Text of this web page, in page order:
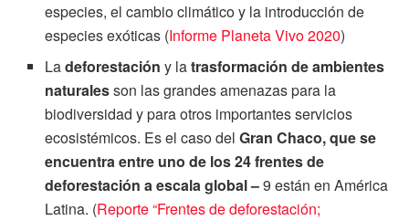
especies, el cambio climático y la introducción de
especies exóticas (Informe Planeta Vivo 2020)
Ladeforestación y latrasformación de ambientes
naturalesson las grandes amenazas para la
biodiversidad y para otros importantes servicios
ecosistémicos. Es el caso delGran Chaco, que se
encuentra entre uno de los 24 frentes de
deforestación a escala global –9 están en América
Latina. (Reporte “Frentes de deforestación;